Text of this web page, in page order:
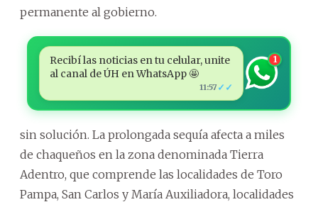
permanente al gobierno.
Recibí las noticias en tu celular, unite
al canal de ÚH en WhatsApp 🤩
11:57 ✓✓
1
sin solución. La prolongada sequía afecta a miles
de chaqueños en la zona denominada Tierra
Adentro, que comprende las localidades de Toro
Pampa, San Carlos y María Auxiliadora, localidades